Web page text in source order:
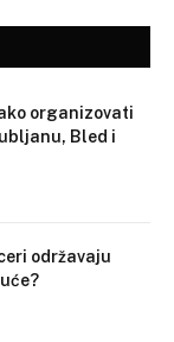
organizovati
Bled i
održavaju